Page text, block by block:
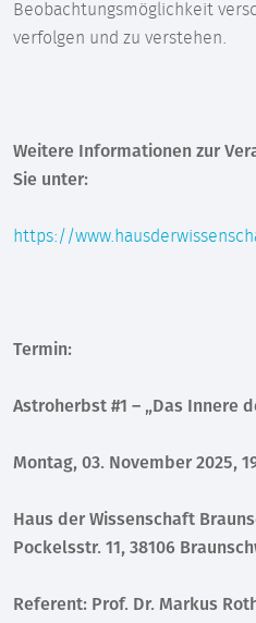
Beobachtungsmöglichkeit
verfolgen und zu verstehen.
Weitere Informationen zur
Sie unter:
https://
Termin:
Astroherbst #1 – „Das Innere
Montag, 03. November 2025,
Haus der Wissenschaft
Pockelsstr. 11, 38106
Referent: Prof. Dr. Markus